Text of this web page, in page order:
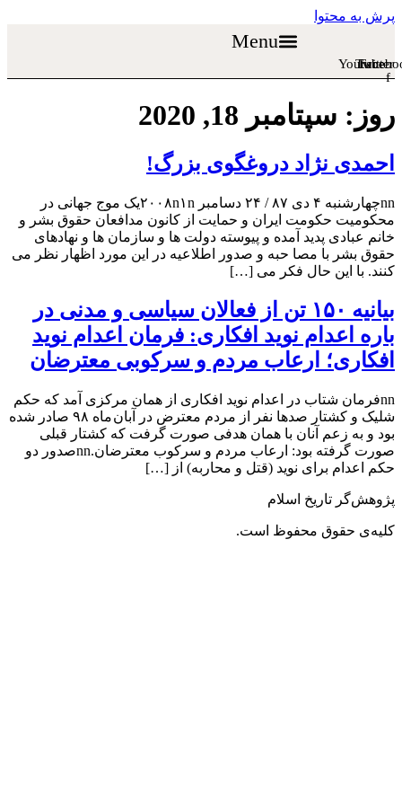
پرش به محتوا
Menu
f
Twitter
Youtube
روز: سپتامبر 18, 2020
احمدی نژاد دروغگوی بزرگ!
nnچهارشنبه ۴ دی ۸۷ / ۲۴ دسامبر ۲۰۰۸n۱nیک موج جهانی در
محکومیت حکومت ایران و حمایت از کانون مدافعان حقوق بشر و
خانم عبادی پدید آمده و پیوسته دولت ها و سازمان ها و نهادهای
حقوق بشر با مصا حبه و صدور اطلاعیه در این مورد اظهار نظر می
کنند. با این حال فکر می […]
بیانیه ۱۵۰ تن از فعالان سیاسی و مدنی در
باره اعدام نوید افکاری: فرمان اعدام نوید
افکاری؛ ارعاب مردم و سرکوبی معترضان
nnفرمان شتاب در اعدام نوید افکاری از همان مرکزی آمد که حکم
شلیک و کشتار صدها نفر از مردم معترض در آبان ماه ۹۸ صادر شده
بود و به زعم آنان با همان هدفی صورت گرفت که کشتار قبلی
صورت گرفته بود: ارعاب مردم و سرکوب معترضان.nnصدور دو
حکم اعدام برای نوید (قتل و محاربه) از […]
پژوهش‌گر تاریخ اسلام
کلیه‌ی حقوق محفوظ است.